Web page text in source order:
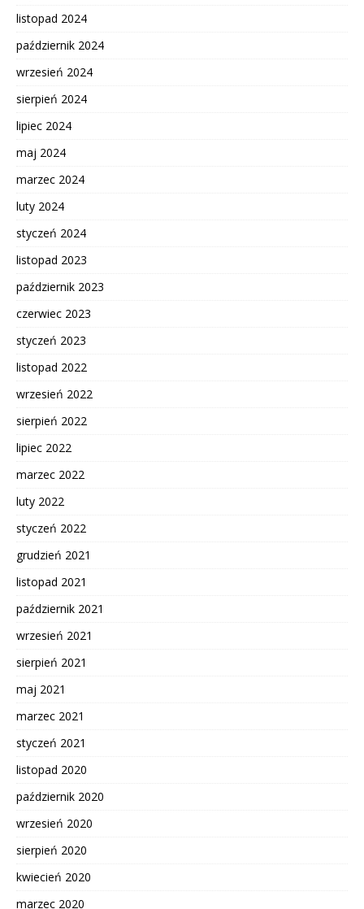
listopad 2024
październik 2024
wrzesień 2024
sierpień 2024
lipiec 2024
maj 2024
marzec 2024
luty 2024
styczeń 2024
listopad 2023
październik 2023
czerwiec 2023
styczeń 2023
listopad 2022
wrzesień 2022
sierpień 2022
lipiec 2022
marzec 2022
luty 2022
styczeń 2022
grudzień 2021
listopad 2021
październik 2021
wrzesień 2021
sierpień 2021
maj 2021
marzec 2021
styczeń 2021
listopad 2020
październik 2020
wrzesień 2020
sierpień 2020
kwiecień 2020
marzec 2020